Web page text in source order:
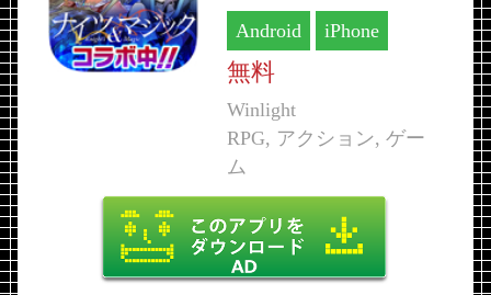
Android iPhone
無料
Winlight
RPG, アクション, ゲー
ム